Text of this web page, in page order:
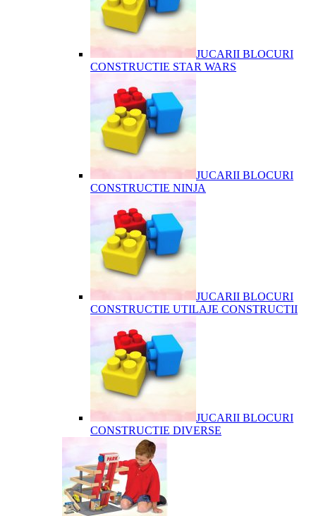
JUCARII BLOCURI
CONSTRUCTIE STAR WARS
JUCARII BLOCURI
CONSTRUCTIE NINJA
JUCARII BLOCURI
CONSTRUCTIE UTILAJE CONSTRUCTII
JUCARII BLOCURI
CONSTRUCTIE DIVERSE